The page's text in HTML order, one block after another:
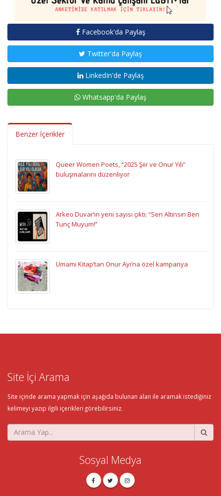
Facebook'da Paylaş
Twitter'da Paylaş
LinkedIn'de Paylaş
Whatsapp'da Paylaş
Benzer İçerikler
Queer Women Poets, “2025 Şiir ve Onur Yılı”
buluşmalarını düzenliyor
Arkeo Duvar’ın yeni sayısı çıktı: “Sen Altınsın Ben
Tunç Muyum!”
Umami Kitap’tan Onur Ayı’na özel kampanya
Site İçi Arama
Site içinde arama yapmak için aşağıda bulunan alan ile aramak istediğiniz
kelimeyi yazıp ilgili içerikleri görebilirsiniz.
Sosyal Medya